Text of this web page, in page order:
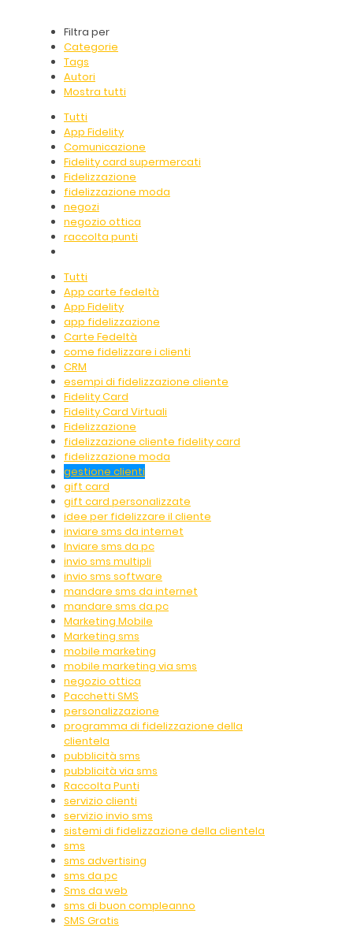
Filtra per
Categorie
Tags
Autori
Mostra tutti
Tutti
App Fidelity
Comunicazione
Fidelity card supermercati
Fidelizzazione
fidelizzazione moda
negozi
negozio ottica
raccolta punti
Tutti
App carte fedeltà
App Fidelity
app fidelizzazione
Carte Fedeltà
come fidelizzare i clienti
CRM
esempi di fidelizzazione cliente
Fidelity Card
Fidelity Card Virtuali
Fidelizzazione
fidelizzazione cliente fidelity card
fidelizzazione moda
gestione clienti
gift card
gift card personalizzate
idee per fidelizzare il cliente
inviare sms da internet
Inviare sms da pc
invio sms multipli
invio sms software
mandare sms da internet
mandare sms da pc
Marketing Mobile
Marketing sms
mobile marketing
mobile marketing via sms
negozio ottica
Pacchetti SMS
personalizzazione
programma di fidelizzazione della
clientela
pubblicità sms
pubblicità via sms
Raccolta Punti
servizio clienti
servizio invio sms
sistemi di fidelizzazione della clientela
sms
sms advertising
sms da pc
Sms da web
sms di buon compleanno
SMS Gratis